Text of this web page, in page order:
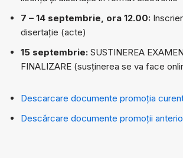
7 – 14 septembrie, ora 12.00:
disertație (acte)
15 septembrie: SUSTINEREA
FINALIZARE (susținerea se va face
Descarcare documente promoția
Descărcare documente promoții